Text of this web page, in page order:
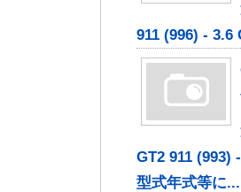
911 (996) - 3.6
GT2 911 (993)
型式年式等に...